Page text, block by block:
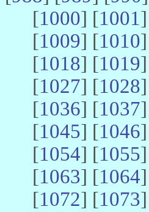
[1000] [1001
[1009] [1010
[1018] [1019
[1027] [1028
[1036] [1037
[1045] [1046
[1054] [1055
[1063] [1064
[1072] [1073